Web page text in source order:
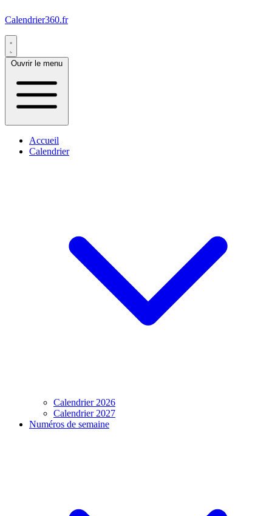
Calendrier360.fr
Ouvrir le menu
Accueil
Calendrier
Calendrier 2026
Calendrier 2027
Numéros de semaine